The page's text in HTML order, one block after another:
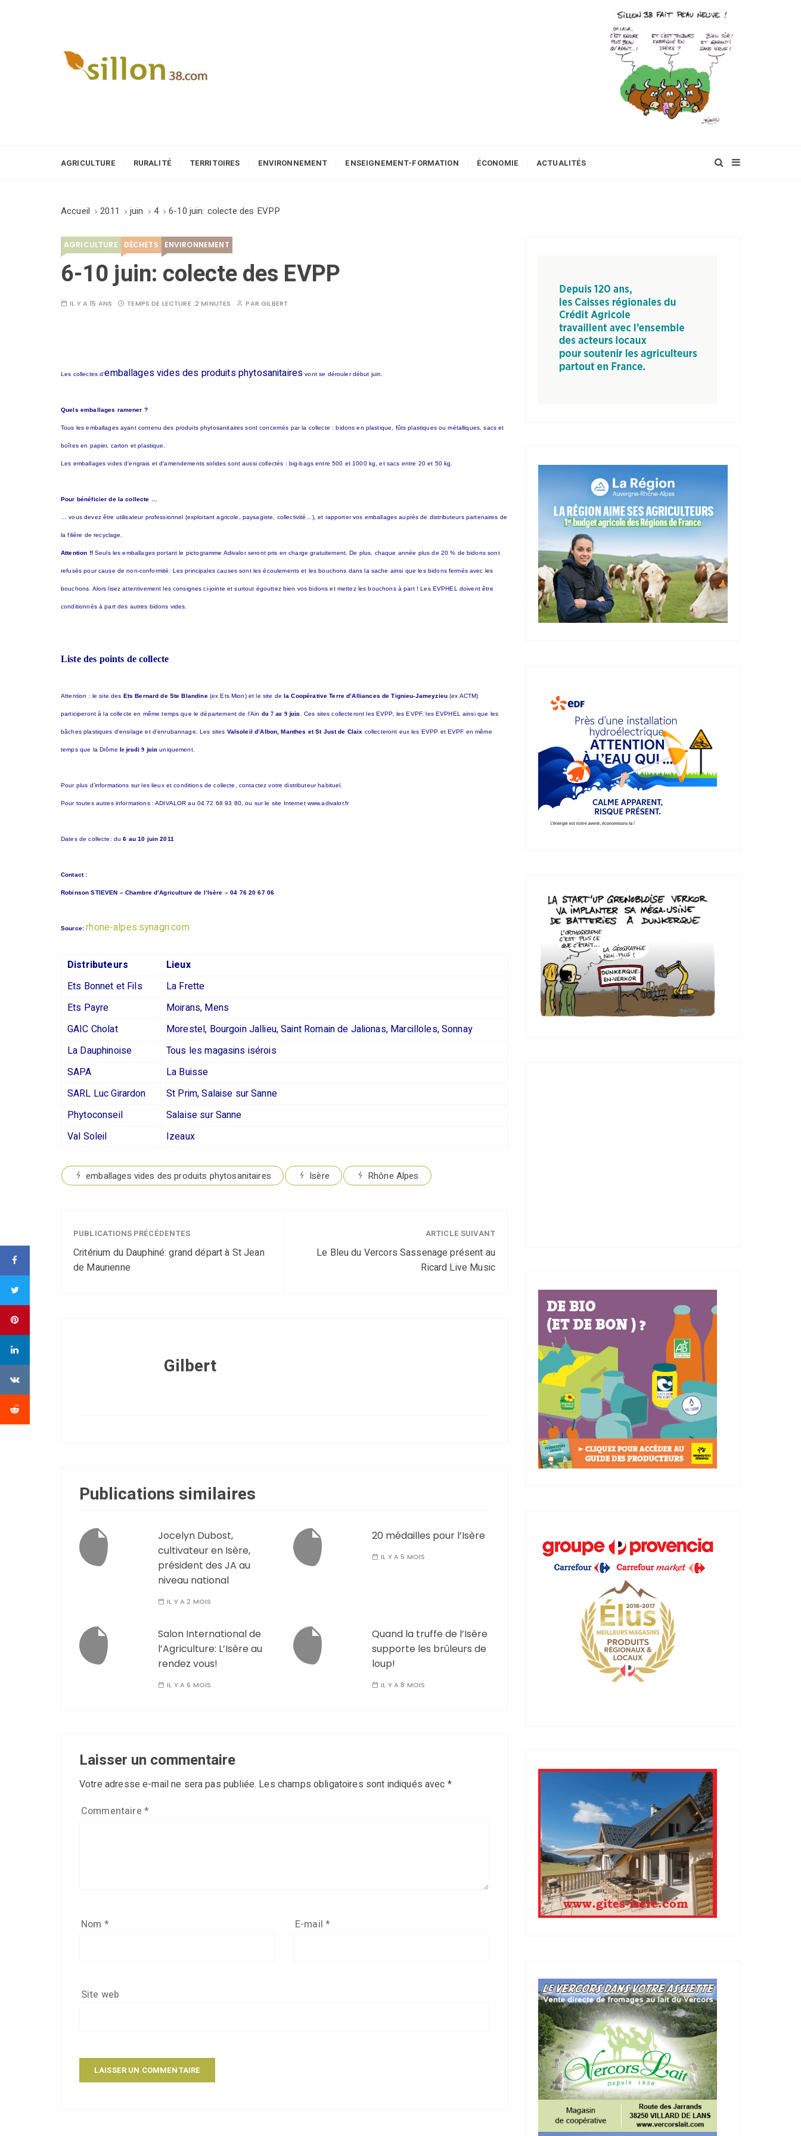
AGRICULTURE RURALITÉ TERRITOIRES ENVIRONNEMENT ENSEIGNEMENT-FORMATION ÉCONOMIE ACTUALITÉS
Accueil 2011 juin 4 6-10 juin: colecte des EVPP
AGRICULTURE DÉCHETS ENVIRONNEMENT
6-10 juin: colecte des EVPP
IL Y A 15 ANS TEMPS DE LECTURE :2 MINUTES PARGILBERT
Les collectes d’emballages vides des produits phytosanitaires vont se dérouler début juin.
Quels emballages ramener ?
Tous les emballages ayant contenu des produits phytosanitaires sont concernés par la collecte : bidons en plastique, fûts plastiques ou métalliques, sacs et
boîtes en papier, carton et plastique.
Les emballages vides d’engrais et d’amendements solides sont aussi collectés : big-bags entre 500 et 1000 kg, et sacs entre 20 et 50 kg.
Pour bénéficier de la collecte …
… vous devez être utilisateur professionnel (exploitant agricole, paysagiste, collectivité…), et rapporter vos emballages auprès de distributeurs partenaires de
la filière de recyclage.
Attention !!Seuls les emballages portant le pictogramme Adivalor seront pris en charge gratuitement. De plus, chaque année plus de 20 % de bidons sont
refusés pour cause de non-conformité. Les principales causes sont les écoulements et les bouchons dans la sache ainsi que les bidons fermés avec les
bouchons. Alors lisez attentivement les consignes ci-jointe et surtout égouttez bien vos bidons et mettez les bouchons à part ! Les EVPHEL doivent être
conditionnés à part des autres bidons vides.
Liste des points de collecte
Attention : le site des Ets Bernard de Ste Blandine(ex Ets Mion) et le site dela Coopérative Terre d’Alliances de Tignieu-Jameyzieu(ex ACTM)
participeront à la collecte en même temps que le département de l’Ain du 7 au 9 juin . Ces sites collecteront les EVPP, les EVPF, les EVPHEL ainsi que les
bâches plastiques d’ensilage et d’enrubannage. Les sites Valsoleil d’Albon, Manthes et St Just de Claix collecteront eux les EVPP et EVPF en même
temps que la Drôme le jeudi 9 juinuniquement.
Pour plus d’informations sur les lieux et conditions de collecte, contactez votre distributeur habituel.
Pour toutes autres informations : ADIVALOR au 04 72 68 93 80, ou sur le site Internet www.adivalor.fr
Dates de collecte: du6 au 10 juin 2011
Contact :
Robinson STIEVEN – Chambre d’Agriculture de l’Isère – 04 76 20 67 06
Source: rhone-alpes.synagri.com
Distributeurs
Lieux
Ets Bonnet et Fils
La Frette
Ets Payre
Moirans, Mens
GAIC Cholat
Morestel, Bourgoin Jallieu, Saint Romain de Jalionas, Marcilloles, Sonnay
La Dauphinoise
Tous les magasins isérois
SAPA
La Buisse
SARL Luc Girardon
St Prim, Salaise sur Sanne
Phytoconseil
Salaise sur Sanne
Val Soleil
Izeaux
emballages vides des produits phytosanitaires Isère Rhône Alpes
PUBLICATIONS PRÉCÉDENTES
Critérium du Dauphiné: grand départ à St Jean
de Maurienne
ARTICLE SUIVANT
Le Bleu du Vercors Sassenage présent au
Ricard Live Music
Gilbert
Publications similaires
Jocelyn Dubost,
cultivateur en Isère,
président des JA au
niveau national
IL Y A 2 MOIS
20 médailles pour l’Isère
IL Y A 5 MOIS
Salon International de
l’Agriculture: L’Isère au
rendez vous!
IL Y A 6 MOIS
Quand la truffe de l’Isère
supporte les brûleurs de
loup!
IL Y A 8 MOIS
Laisser un commentaire
Votre adresse e-mail ne sera pas publiée. Les champs obligatoires sont indiqués avec *
Commentaire *
Nom * E-mail*
Site web